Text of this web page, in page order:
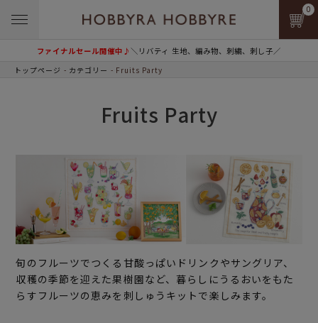
ファイナルセール開催中♪＼リバティ 生地、編み物、刺繍、刺し子／
0
トップページ カテゴリー Fruits Party
Fruits Party
旬のフルーツでつくる甘酸っぱいドリンクやサングリア、
収穫の季節を迎えた果樹園など、暮らしにうるおいをもた
らすフルーツの恵みを刺しゅうキットで楽しみます。